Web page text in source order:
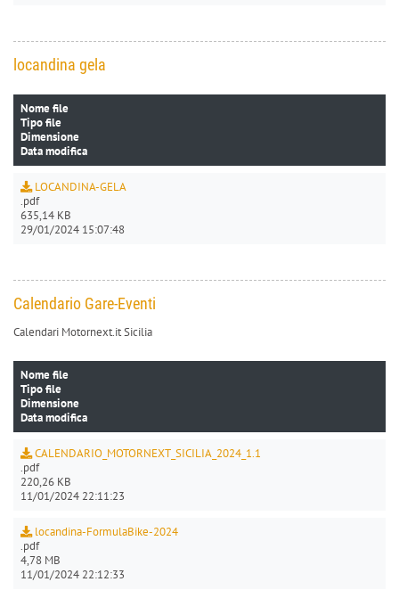
locandina gela
Nome file
Tipo file
Dimensione
Data modifica
LOCANDINA-GELA
.pdf
635,14 KB
29/01/2024 15:07:48
Calendario Gare-Eventi
Calendari Motornext.it Sicilia
Nome file
Tipo file
Dimensione
Data modifica
CALENDARIO_MOTORNEXT_SICILIA_2024_1.1
.pdf
220,26 KB
11/01/2024 22:11:23
locandina-FormulaBike-2024
.pdf
4,78 MB
11/01/2024 22:12:33